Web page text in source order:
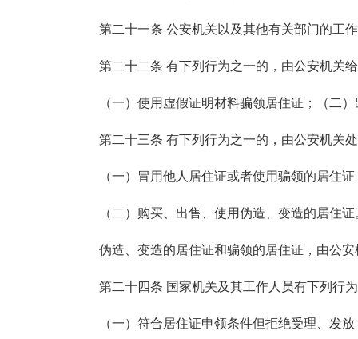
第二十一条 公安机关以及其他有关部门的工作
第二十二条 有下列行为之一的，由公安机关给
（一）使用虚假证明材料骗领居住证；（二）
第二十三条 有下列行为之一的，由公安机关处
（一）冒用他人居住证或者使用骗领的居住证
（二）购买、出售、使用伪造、变造的居住证
伪造、变造的居住证和骗领的居住证，由公安
第二十四条 国家机关及其工作人员有下列行为
（一）符合居住证申领条件但拒绝受理、发放